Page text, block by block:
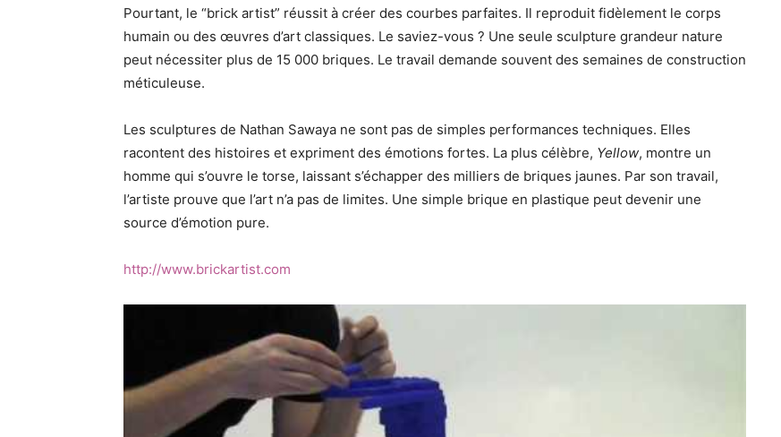
Pourtant, le “brick artist” réussit à créer des courbes parfaites. Il reproduit fidèlement le corps
humain ou des œuvres d’art classiques. Le saviez-vous ? Une seule sculpture grandeur nature
peut nécessiter plus de 15 000 briques. Le travail demande souvent des semaines de construction
méticuleuse.
Les sculptures de Nathan Sawaya ne sont pas de simples performances techniques. Elles
racontent des histoires et expriment des émotions fortes. La plus célèbre, Yellow, montre un
homme qui s’ouvre le torse, laissant s’échapper des milliers de briques jaunes. Par son travail,
l’artiste prouve que l’art n’a pas de limites. Une simple brique en plastique peut devenir une
source d’émotion pure.
http://www.brickartist.com